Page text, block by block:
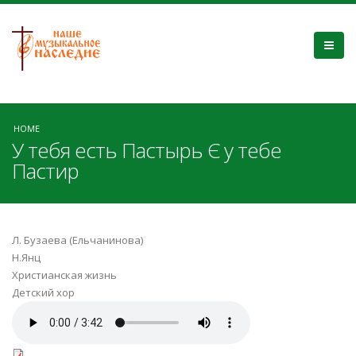
HOME
У тебя есть Пастырь Є у тебе
Пастир
Л. Бузаева (Ельчанинова)
Н.Янц
Христианская жизнь
Детский хор
У тебя есть Пастырь.mp3